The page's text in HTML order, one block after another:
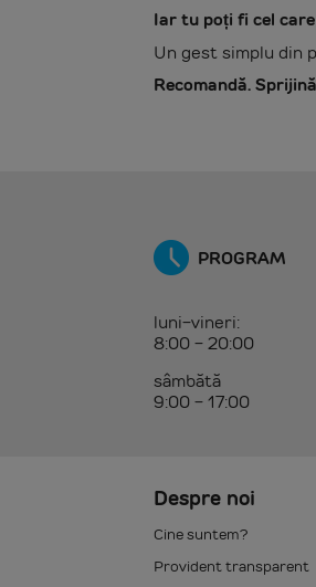
Iar tu poți fi cel
Un gest simplu din
Recomandă.
PROGRAM
luni-vineri:
8:00 - 20:00
sâmbătă
9:00 - 17:00
Despre noi
Cine suntem?
Provident transparent